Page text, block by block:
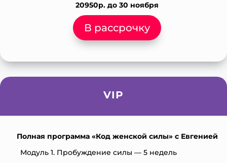
20950р. до 30 ноября
В рассрочку
VIP
Полная программа «Код женской силы» с Евгенией
Модуль 1. Пробуждение силы — 5 недель